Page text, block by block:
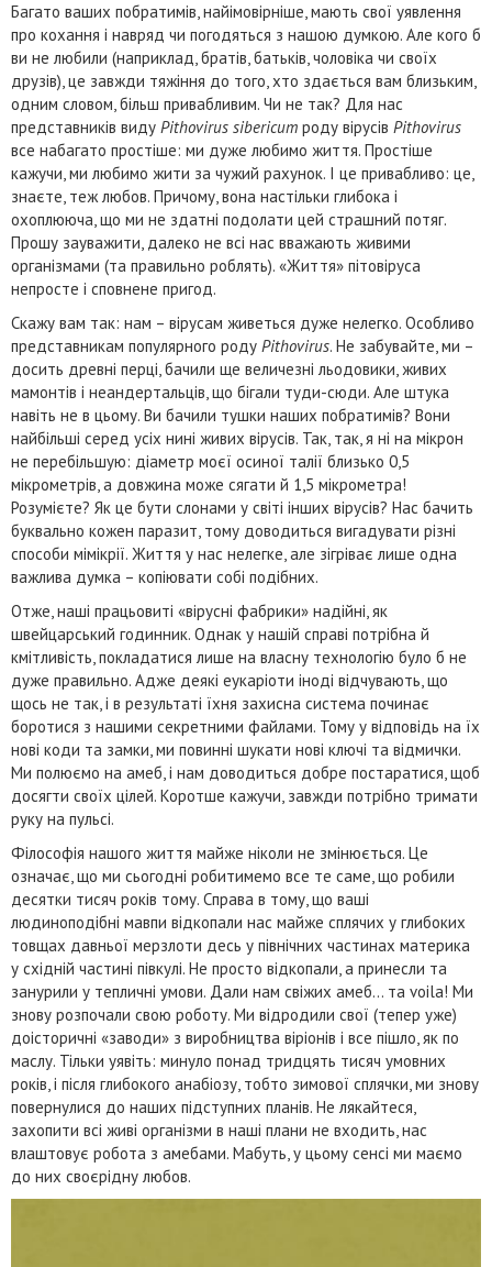
Багато ваших побратимів, найімовірніше, мають свої уявлення
про кохання і навряд чи погодяться з нашою думкою. Але кого б
ви не любили (наприклад, братів, батьків, чоловіка чи своїх
друзів), це завжди тяжіння до того, хто здається вам близьким,
одним словом, більш привабливим. Чи не так? Для нас
представників виду Pithovirus sibericum роду вірусів Pithovirus
все набагато простіше: ми дуже любимо життя. Простіше
кажучи, ми любимо жити за чужий рахунок. І це привабливо: це,
знаєте, теж любов. Причому, вона настільки глибока і
охоплююча, що ми не здатні подолати цей страшний потяг.
Прошу зауважити, далеко не всі нас вважають живими
організмами (та правильно роблять). «Життя» пітовіруса
непросте і сповнене пригод.
Скажу вам так: нам – вірусам живеться дуже нелегко. Особливо
представникам популярного роду Pithovirus. Не забувайте, ми –
досить древні перці, бачили ще величезні льодовики, живих
мамонтів і неандертальців, що бігали туди-сюди. Але штука
навіть не в цьому. Ви бачили тушки наших побратимів? Вони
найбільші серед усіх нині живих вірусів. Так, так, я ні на мікрон
не перебільшую: діаметр моєї осиної талії близько 0,5
мікрометрів, а довжина може сягати й 1,5 мікрометра!
Розумієте? Як це бути слонами у світі інших вірусів? Нас бачить
буквально кожен паразит, тому доводиться вигадувати різні
способи мімікрії. Життя у нас нелегке, але зігріває лише одна
важлива думка – копіювати собі подібних.
Отже, наші працьовиті «вірусні фабрики» надійні, як
швейцарський годинник. Однак у нашій справі потрібна й
кмітливість, покладатися лише на власну технологію було б не
дуже правильно. Адже деякі еукаріоти іноді відчувають, що
щось не так, і в результаті їхня захисна система починає
боротися з нашими секретними файлами. Тому у відповідь на їх
нові коди та замки, ми повинні шукати нові ключі та відмички.
Ми полюємо на амеб, і нам доводиться добре постаратися, щоб
досягти своїх цілей. Коротше кажучи, завжди потрібно тримати
руку на пульсі.
Філософія нашого життя майже ніколи не змінюється. Це
означає, що ми сьогодні робитимемо все те саме, що робили
десятки тисяч років тому. Справа в тому, що ваші
людиноподібні мавпи відкопали нас майже сплячих у глибоких
товщах давньої мерзлоти десь у північних частинах материка
у східній частині півкулі. Не просто відкопали, а принесли та
занурили у тепличні умови. Дали нам свіжих амеб… та voila! Ми
знову розпочали свою роботу. Ми відродили свої (тепер уже)
доісторичні «заводи» з виробництва віріонів і все пішло, як по
маслу. Тільки уявіть: минуло понад тридцять тисяч умовних
років, і після глибокого анабіозу, тобто зимової сплячки, ми знову
повернулися до наших підступних планів. Не лякайтеся,
захопити всі живі організми в наші плани не входить, нас
влаштовує робота з амебами. Мабуть, у цьому сенсі ми маємо
до них своєрідну любов.